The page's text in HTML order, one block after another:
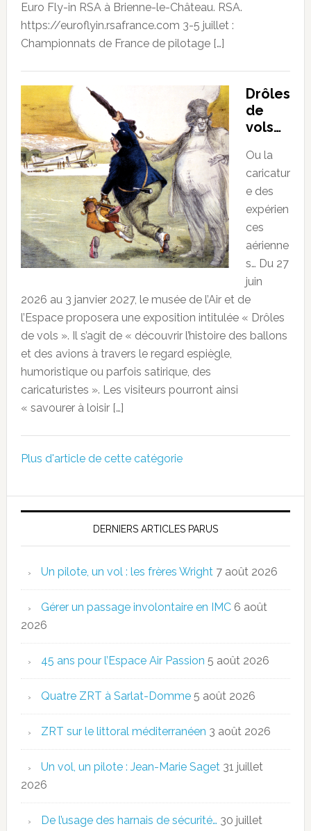
Euro Fly-in RSA à Brienne-le-Château. RSA.
https://euroflyin.rsafrance.com 3-5 juillet :
Championnats de France de pilotage […]
Drôles
de
vols…
Ou la
caricatur
e des
expérien
ces
aérienne
s… Du 27
juin
2026 au 3 janvier 2027, le musée de l’Air et de
l’Espace proposera une exposition intitulée « Drôles
de vols ». Il s’agit de « découvrir l’histoire des ballons
et des avions à travers le regard espiègle,
humoristique ou parfois satirique, des
caricaturistes ». Les visiteurs pourront ainsi
« savourer à loisir […]
Plus d'article de cette catégorie
DERNIERS ARTICLES PARUS
Un pilote, un vol : les frères Wright 7 août 2026
Gérer un passage involontaire en IMC 6 août
2026
45 ans pour l’Espace Air Passion 5 août 2026
Quatre ZRT à Sarlat-Domme 5 août 2026
ZRT sur le littoral méditerranéen 3 août 2026
Un vol, un pilote : Jean-Marie Saget 31 juillet
2026
De l’usage des harnais de sécurité… 30 juillet